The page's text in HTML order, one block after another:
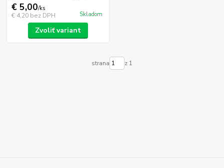
€ 5,00/ks
€ 4,20 bez DPH Skladom
Zvoliť variant
strana z 1